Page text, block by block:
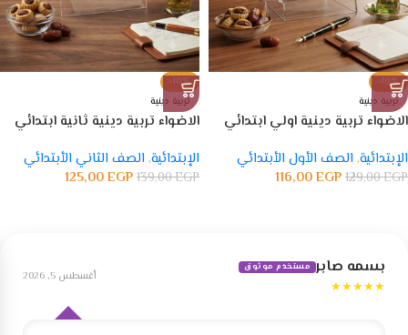
-10%
تربية دينية
الاضواء تربية دينية اولي ابتدائي
الإبتدائية, الصف الأول الأبتدائي
129,00EGP
116,00EGP
-10%
تربية دينية
الاضواء تربية دينية ثانية ابتدائي
الإبتدائية, الصف الثاني الأبتدائي
139,00EGP
125,00EGP
بسمه صابر مستخدم موثوق
★★★★★
أغسطس 5, 2026